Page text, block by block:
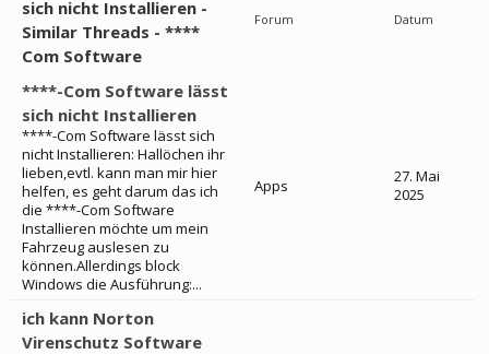
sich nicht Installieren -
Similar Threads - ****
Com Software
Forum Datum
****-Com Software lässt
sich nicht Installieren
****-Com Software lässt sich
nicht Installieren: Hallöchen ihr
lieben,evtl. kann man mir hier
helfen, es geht darum das ich
die ****-Com Software
Installieren möchte um mein
Fahrzeug auslesen zu
können.Allerdings block
Windows die Ausführung:...
Apps
27. Mai
2025
ich kann Norton
Virenschutz Software